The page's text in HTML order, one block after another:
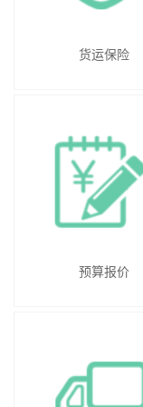
货运保险
预算报价